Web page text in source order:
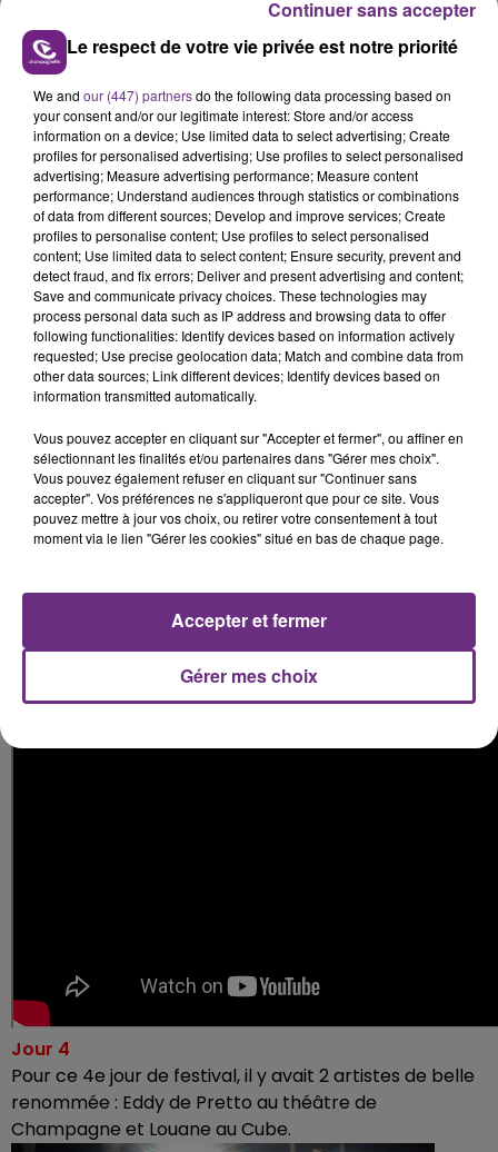
-Enfin, alors que Francis Cabrel était en back-to-
back à l'Espace Argence, Etienne Daho (photo ci-
dessous) a illuminé le théâtre de Champagne.
A la sortie, les réactions du public étaient plutôt
mitigées.
Écouter le podcast
Bien que pour certains cela faisait une vingtaine
Écouter le podcast
Petit résumé vidéo de la troisième journée du festival:
Jour 4
Pour ce 4e jour de festival, il y avait 2 artistes de belle
renommée : Eddy de Pretto au théâtre de
Champagne et Louane au Cube.
Le respect de votre vie privée est notre priorité
We and our (447) partnersdo the following data processing based on
your consent and/or our legitimate interest: Store and/or access
information on a device; Use limited data to select advertising; Create
profiles for personalised advertising; Use profiles to select personalised
advertising; Measure advertising performance; Measure content
performance; Understand audiences through statistics or combinations
of data from different sources; Develop and improve services; Create
profiles to personalise content; Use profiles to select personalised
content; Use limited data to select content; Ensure security, prevent and
detect fraud, and fix errors; Deliver and present advertising and content;
Save and communicate privacy choices. These technologies may
process personal data such as IP address and browsing data to offer
following functionalities: Identify devices based on information actively
requested; Use precise geolocation data; Match and combine data from
other data sources; Link different devices; Identify devices based on
information transmitted automatically.
Vous pouvez accepter en cliquant sur "Accepter et fermer", ou affiner en
sélectionnant les finalités et/ou partenaires dans "Gérer mes choix".
Vous pouvez également refuser en cliquant sur "Continuer sans
accepter". Vos préférences ne s'appliqueront que pour ce site. Vous
pouvez mettre à jour vos choix, ou retirer votre consentement à tout
moment via le lien "Gérer les cookies" situé en bas de chaque page.
Gérer mes choix
Accepter et fermer
Continuer sans accepter